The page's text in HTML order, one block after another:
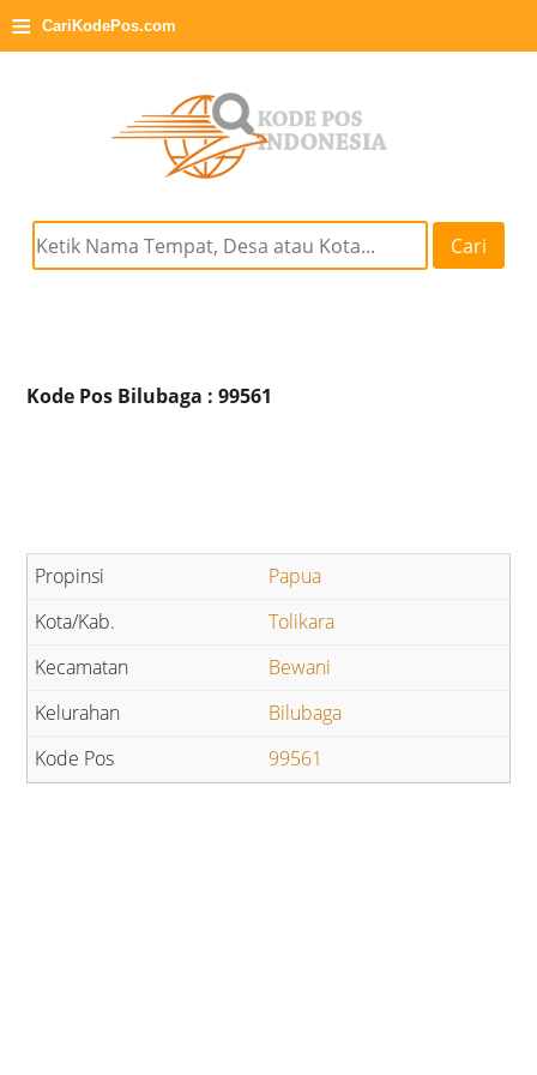
≡ CariKodePos.com
Cari
Kode Pos Bilubaga : 99561
Papua
Tolikara
Bewani
Bilubaga
99561